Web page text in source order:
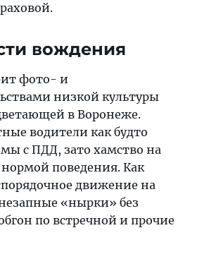
вождения
фото- и
низкой культуры
в Воронеже.
водители как будто
с ПДД, зато хамство на
поведения. Как
движение на
«нырки» без
по встречной и прочие